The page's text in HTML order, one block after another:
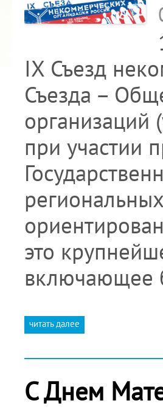
IX Съезд
Съезда –
организаций
при участии
это
включающее
читать далее
С Днем